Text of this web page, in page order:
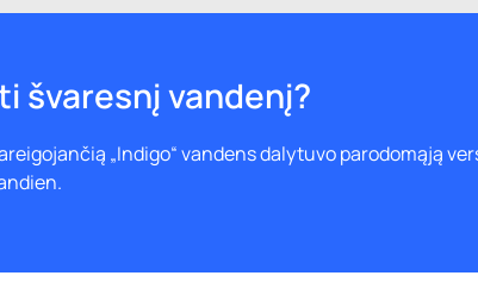
švaresnį vandenį?
„Indigo“ vandens dalytuvo parodomąją